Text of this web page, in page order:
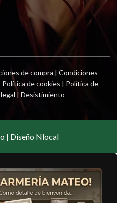
de compra |Condiciones
Política de cookies | Política de
|Desistimiento
| Diseño Nlocal